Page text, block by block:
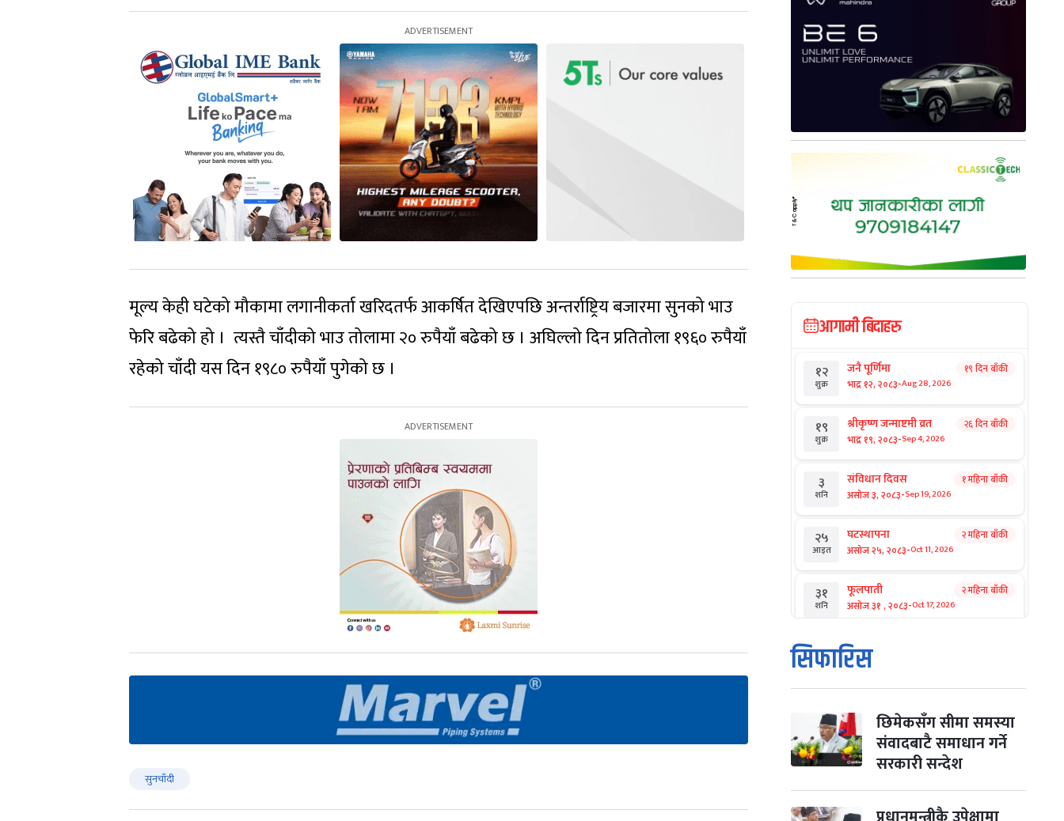
मूल्य केही घटेको मौकामा लगानीकर्ता खरिदतर्फ आकर्षित देखिएपछि अन्तर्राष्ट्रिय बजारमा सुनको भाउ
फेरि बढेको हो । त्यस्तै चाँदीको भाउ तोलामा २० रुपैयाँ बढेको छ । अघिल्लो दिन प्रतितोला १९६० रुपैयाँ
रहेको चाँदी यस दिन १९८० रुपैयाँ पुगेको छ ।
सुनचाँदी
आगामी बिदाहरु
१२
शुक्र
जनै पूर्णिमा
भाद्र १२, २०८३-Aug 28, 2026
१९ दिन बाँकी
१९
शुक्र
श्रीकृष्ण जन्माष्टमी व्रत
भाद्र १९, २०८३-Sep 4, 2026
२६ दिन बाँकी
३
शनि
संविधान दिवस
असोज ३, २०८३-Sep 19, 2026
१ महिना बाँकी
२५
आइत
घटस्थापना
असोज २५, २०८३-Oct 11, 2026
२ महिना बाँकी
३१
शनि
फूलपाती
असोज ३१ , २०८३-Oct 17, 2026
२ महिना बाँकी
१
आइत
कार्तिक सङ्क्रान्ति
कार्तिक १, २०८३
मंगल कार्तिक ३, २०८३-Oct 20, 2026
४ विजयादशमी
कार्तिक ४, २०८३- Oct 21, 2026
२ महिना बाँकी
५ पापा‌ङ्कुशा एकादशी व्रत २ महिना बाँकी
सिफारिस
छिमेकसँग सीमा समस्या
संवादबाटै समाधान गर्ने
सरकारी सन्देश